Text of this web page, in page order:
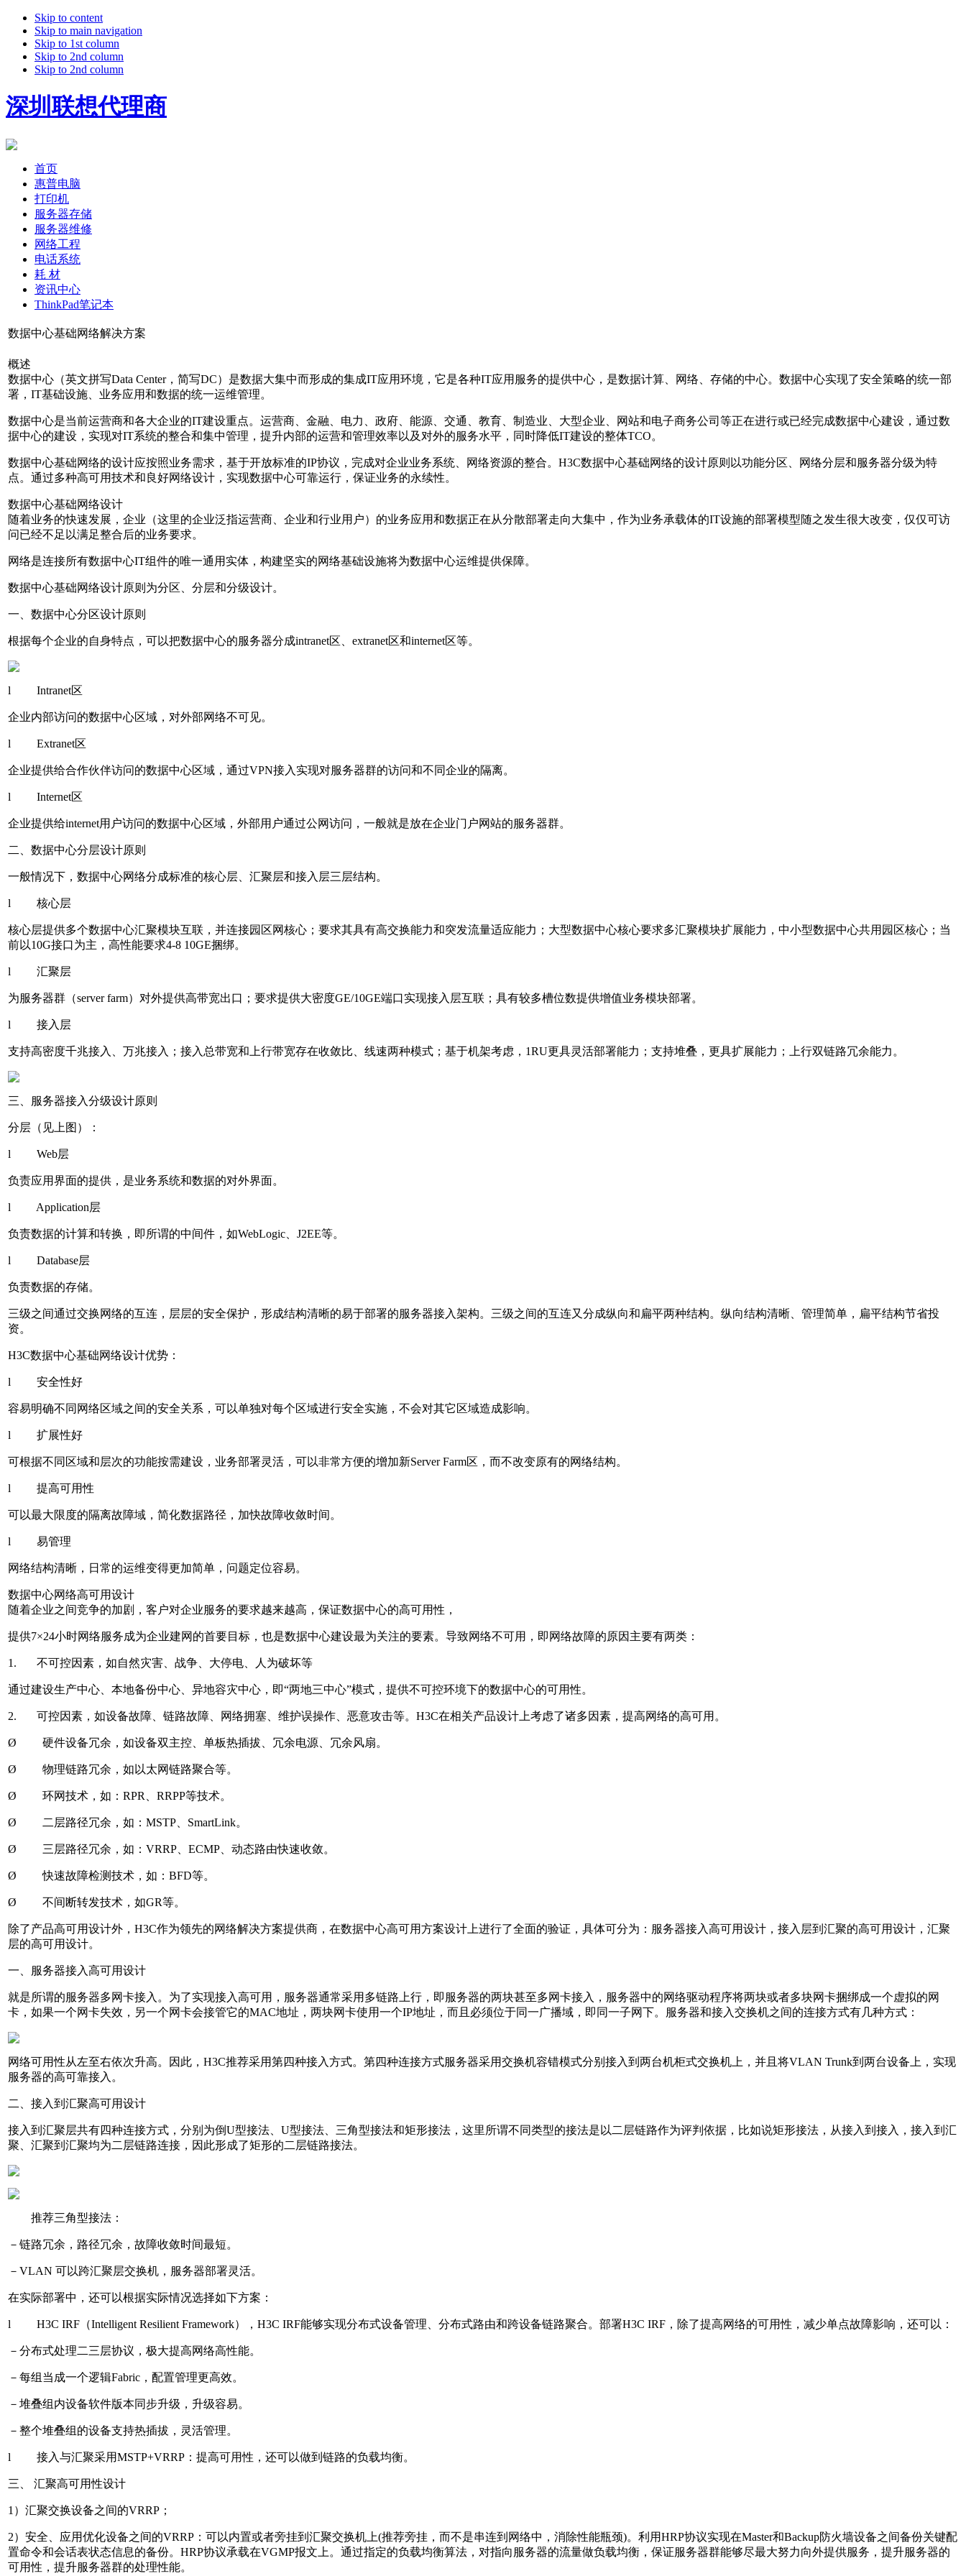
Skip to content
Skip to main navigation
Skip to 1st column
Skip to 2nd column
Skip to 2nd column
深圳联想代理商
首页
惠普电脑
打印机
服务器存储
服务器维修
网络工程
电话系统
耗 材
资讯中心
ThinkPad笔记本
数据中心基础网络解决方案
概述
数据中心（英文拼写Data Center，简写DC）是数据大集中而形成的集成IT应用环境，它是各种IT应用服务的提供中心，是数据计算、网络、存储的中心。数据中心实现了安全策略的统一部
署，IT基础设施、业务应用和数据的统一运维管理。
数据中心是当前运营商和各大企业的IT建设重点。运营商、金融、电力、政府、能源、交通、教育、制造业、大型企业、网站和电子商务公司等正在进行或已经完成数据中心建设，通过数
据中心的建设，实现对IT系统的整合和集中管理，提升内部的运营和管理效率以及对外的服务水平，同时降低IT建设的整体TCO。
数据中心基础网络的设计应按照业务需求，基于开放标准的IP协议，完成对企业业务系统、网络资源的整合。H3C数据中心基础网络的设计原则以功能分区、网络分层和服务器分级为特
点。通过多种高可用技术和良好网络设计，实现数据中心可靠运行，保证业务的永续性。
数据中心基础网络设计
随着业务的快速发展，企业（这里的企业泛指运营商、企业和行业用户）的业务应用和数据正在从分散部署走向大集中，作为业务承载体的IT设施的部署模型随之发生很大改变，仅仅可访
问已经不足以满足整合后的业务要求。
网络是连接所有数据中心IT组件的唯一通用实体，构建坚实的网络基础设施将为数据中心运维提供保障。
数据中心基础网络设计原则为分区、分层和分级设计。
一、数据中心分区设计原则
根据每个企业的自身特点，可以把数据中心的服务器分成intranet区、extranet区和internet区等。
l Intranet区
企业内部访问的数据中心区域，对外部网络不可见。
l Extranet区
企业提供给合作伙伴访问的数据中心区域，通过VPN接入实现对服务器群的访问和不同企业的隔离。
l Internet区
企业提供给internet用户访问的数据中心区域，外部用户通过公网访问，一般就是放在企业门户网站的服务器群。
二、数据中心分层设计原则
一般情况下，数据中心网络分成标准的核心层、汇聚层和接入层三层结构。
l 核心层
核心层提供多个数据中心汇聚模块互联，并连接园区网核心；要求其具有高交换能力和突发流量适应能力；大型数据中心核心要求多汇聚模块扩展能力，中小型数据中心共用园区核心；当
前以10G接口为主，高性能要求4-8 10GE捆绑。
l 汇聚层
为服务器群（server farm）对外提供高带宽出口；要求提供大密度GE/10GE端口实现接入层互联；具有较多槽位数提供增值业务模块部署。
l 接入层
支持高密度千兆接入、万兆接入；接入总带宽和上行带宽存在收敛比、线速两种模式；基于机架考虑，1RU更具灵活部署能力；支持堆叠，更具扩展能力；上行双链路冗余能力。
三、服务器接入分级设计原则
分层（见上图）：
l Web层
负责应用界面的提供，是业务系统和数据的对外界面。
l Application层
负责数据的计算和转换，即所谓的中间件，如WebLogic、J2EE等。
l Database层
负责数据的存储。
三级之间通过交换网络的互连，层层的安全保护，形成结构清晰的易于部署的服务器接入架构。三级之间的互连又分成纵向和扁平两种结构。纵向结构清晰、管理简单，扁平结构节省投
资。
H3C数据中心基础网络设计优势：
l 安全性好
容易明确不同网络区域之间的安全关系，可以单独对每个区域进行安全实施，不会对其它区域造成影响。
l 扩展性好
可根据不同区域和层次的功能按需建设，业务部署灵活，可以非常方便的增加新Server Farm区，而不改变原有的网络结构。
l 提高可用性
可以最大限度的隔离故障域，简化数据路径，加快故障收敛时间。
l 易管理
网络结构清晰，日常的运维变得更加简单，问题定位容易。
数据中心网络高可用设计
随着企业之间竞争的加剧，客户对企业服务的要求越来越高，保证数据中心的高可用性，
提供7×24小时网络服务成为企业建网的首要目标，也是数据中心建设最为关注的要素。导致网络不可用，即网络故障的原因主要有两类：
1. 不可控因素，如自然灾害、战争、大停电、人为破坏等
通过建设生产中心、本地备份中心、异地容灾中心，即“两地三中心”模式，提供不可控环境下的数据中心的可用性。
2. 可控因素，如设备故障、链路故障、网络拥塞、维护误操作、恶意攻击等。H3C在相关产品设计上考虑了诸多因素，提高网络的高可用。
Ø 硬件设备冗余，如设备双主控、单板热插拔、冗余电源、冗余风扇。
Ø 物理链路冗余，如以太网链路聚合等。
Ø 环网技术，如：RPR、RRPP等技术。
Ø 二层路径冗余，如：MSTP、SmartLink。
Ø 三层路径冗余，如：VRRP、ECMP、动态路由快速收敛。
Ø 快速故障检测技术，如：BFD等。
Ø 不间断转发技术，如GR等。
除了产品高可用设计外，H3C作为领先的网络解决方案提供商，在数据中心高可用方案设计上进行了全面的验证，具体可分为：服务器接入高可用设计，接入层到汇聚的高可用设计，汇聚
层的高可用设计。
一、服务器接入高可用设计
就是所谓的服务器多网卡接入。为了实现接入高可用，服务器通常采用多链路上行，即服务器的两块甚至多网卡接入，服务器中的网络驱动程序将两块或者多块网卡捆绑成一个虚拟的网
卡，如果一个网卡失效，另一个网卡会接管它的MAC地址，两块网卡使用一个IP地址，而且必须位于同一广播域，即同一子网下。服务器和接入交换机之间的连接方式有几种方式：
网络可用性从左至右依次升高。因此，H3C推荐采用第四种接入方式。第四种连接方式服务器采用交换机容错模式分别接入到两台机柜式交换机上，并且将VLAN Trunk到两台设备上，实现
服务器的高可靠接入。
二、接入到汇聚高可用设计
接入到汇聚层共有四种连接方式，分别为倒U型接法、U型接法、三角型接法和矩形接法，这里所谓不同类型的接法是以二层链路作为评判依据，比如说矩形接法，从接入到接入，接入到汇
聚、汇聚到汇聚均为二层链路连接，因此形成了矩形的二层链路接法。
推荐三角型接法：
－链路冗余，路径冗余，故障收敛时间最短。
－VLAN 可以跨汇聚层交换机，服务器部署灵活。
在实际部署中，还可以根据实际情况选择如下方案：
l H3C IRF（Intelligent Resilient Framework），H3C IRF能够实现分布式设备管理、分布式路由和跨设备链路聚合。部署H3C IRF，除了提高网络的可用性，减少单点故障影响，还可以：
－分布式处理二三层协议，极大提高网络高性能。
－每组当成一个逻辑Fabric，配置管理更高效。
－堆叠组内设备软件版本同步升级，升级容易。
－整个堆叠组的设备支持热插拔，灵活管理。
l 接入与汇聚采用MSTP+VRRP：提高可用性，还可以做到链路的负载均衡。
三、 汇聚高可用性设计
1）汇聚交换设备之间的VRRP；
2）安全、应用优化设备之间的VRRP：可以内置或者旁挂到汇聚交换机上(推荐旁挂，而不是串连到网络中，消除性能瓶颈)。利用HRP协议实现在Master和Backup防火墙设备之间备份关键配
置命令和会话表状态信息的备份。HRP协议承载在VGMP报文上。通过指定的负载均衡算法，对指向服务器的流量做负载均衡，保证服务器群能够尽最大努力向外提供服务，提升服务器的
可用性，提升服务器群的处理性能。